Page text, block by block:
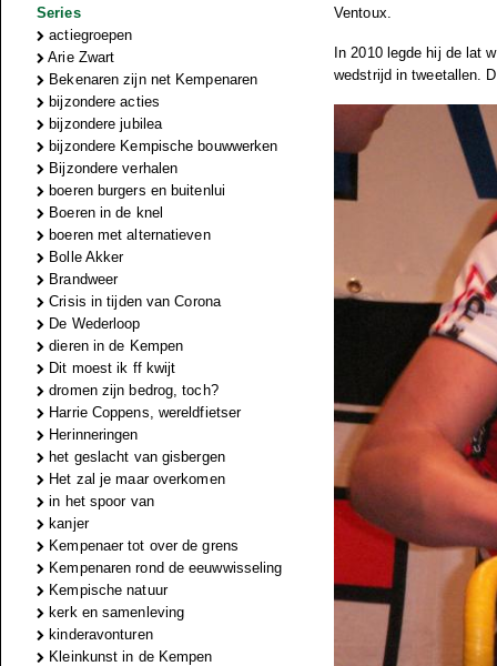
Series
actiegroepen
Arie Zwart
Bekenaren zijn net Kempenaren
bijzondere acties
bijzondere jubilea
bijzondere Kempische bouwwerken
Bijzondere verhalen
boeren burgers en buitenlui
Boeren in de knel
boeren met alternatieven
Bolle Akker
Brandweer
Crisis in tijden van Corona
De Wederloop
dieren in de Kempen
Dit moest ik ff kwijt
dromen zijn bedrog, toch?
Harrie Coppens, wereldfietser
Herinneringen
het geslacht van gisbergen
Het zal je maar overkomen
in het spoor van
kanjer
Kempenaer tot over de grens
Kempenaren rond de eeuwwisseling
Kempische natuur
kerk en samenleving
kinderavonturen
Kleinkunst in de Kempen
Ventoux.
In 2010 legde hij de lat
wedstrijd in tweetallen.